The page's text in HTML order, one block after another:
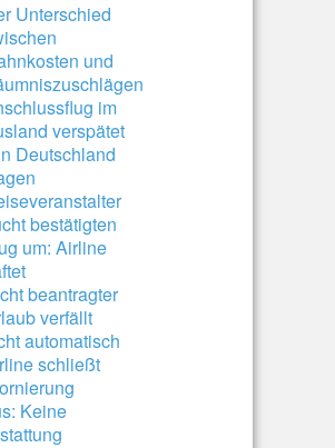
Unterschied
und
im
verspätet
Deutschland
bestätigten
um: Airline
beantragter
verfällt
automatisch
schließt
Keine